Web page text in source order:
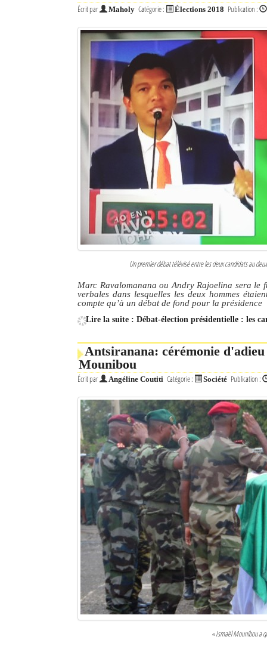
Écrit par Maholy Catégorie : Élections 2018 Publication :
Un premier débat télévisé entre les deux candidats au
Marc Ravalomanana ou Andry Rajoelina sera le
verbales dans lesquelles les deux hommes
compte qu’à un débat de fond pour la présidence
Lire la suite : Débat-élection présidentielle : les
Antsiranana: cérémonie
Mounibou
Écrit par Angéline Coutiti Catégorie : Société Publication :
« Ismaël Mounibou a